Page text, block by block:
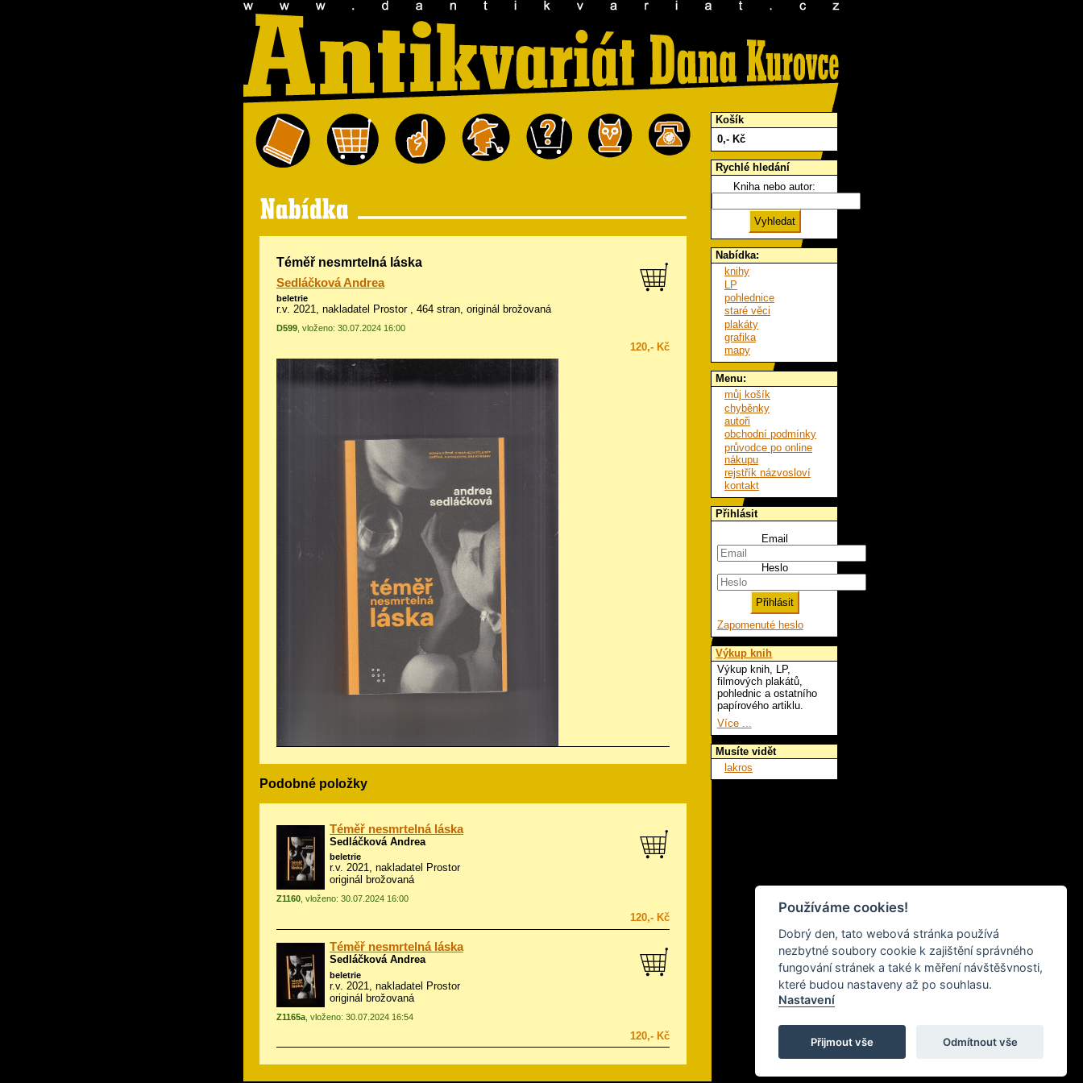
Téměř nesmrtelná láska
Sedláčková Andrea
beletrie
r.v. 2021, nakladatel Prostor , 464 stran, originál brožovaná
D599 , vloženo: 30.07.2024 16:00
120,- Kč
Podobné položky
Téměř nesmrtelná láska
Sedláčková Andrea
beletrie
r.v. 2021, nakladatel Prostor
originál brožovaná
Z1160, vloženo: 30.07.2024 16:00
120,- Kč
Téměř nesmrtelná láska
Sedláčková Andrea
beletrie
r.v. 2021, nakladatel Prostor
originál brožovaná
Z1165a , vloženo: 30.07.2024 16:54
120,- Kč
Košík
0,- Kč
Rychlé hledání
Kniha nebo autor:
Nabídka:
knihy
LP
pohlednice
staré věci
plakáty
grafika
mapy
Menu:
můj košík
chyběnky
autoři
obchodní podmínky
průvodce po online
nákupu
rejstřík názvosloví
kontakt
Přihlásit
Email
Heslo
Zapomenuté heslo
Výkup knih
Výkup knih, LP,
filmových plakátů,
pohlednic a ostatního
papírového artiklu.
Více ...
Musíte vidět
lakros
Používáme cookies!
Dobrý den, tato webová stránka používá
nezbytné soubory cookie k zajištění správného
fungování stránek a také k měření návštěšvnosti,
které budou nastaveny až po souhlasu.
Nastavení
Přijmout vše Odmítnout vše